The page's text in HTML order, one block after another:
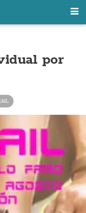
por